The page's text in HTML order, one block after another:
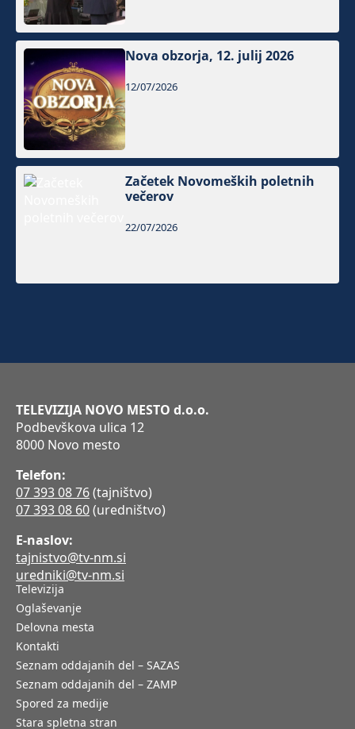
Nova obzorja, 12. julij 2026
12/07/2026
Začetek Novomeških poletnih
večerov
22/07/2026
TELEVIZIJA NOVO MESTO d.o.o.
Podbevškova ulica 12
8000 Novo mesto
Telefon:
07 393 08 76(tajništvo)
07 393 08 60(uredništvo)
E-naslov:
tajnistvo@tv-nm.si
uredniki@tv-nm.si
Televizija
Oglaševanje
Delovna mesta
Kontakti
Seznam oddajanih del – SAZAS
Seznam oddajanih del – ZAMP
Spored za medije
Stara spletna stran